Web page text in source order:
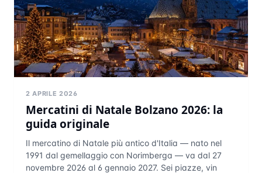
2 APRILE 2026
Mercatini di Natale Bolzano 2026: la
guida originale
Il mercatino di Natale più antico d'Italia — nato nel
1991 dal gemellaggio con Norimberga — va dal 27
novembre 2026 al 6 gennaio 2027. Sei piazze, vin